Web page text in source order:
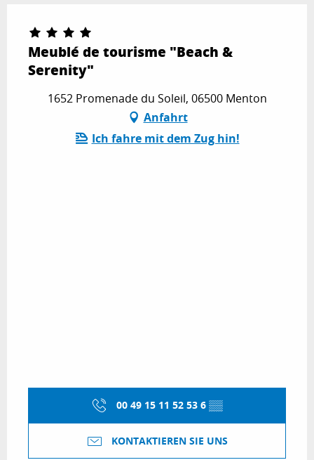
Meublé de tourisme "Beach &
Serenity"
1652 Promenade du Soleil, 06500 Menton
Anfahrt
Ich fahre mit dem Zug hin!
00 49 15 11 52 53 6 ▒▒
KONTAKTIEREN SIE UNS